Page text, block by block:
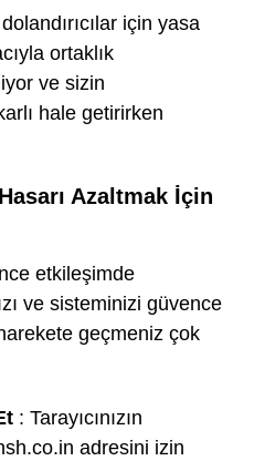
için yasa
ortaklık
ve sizin
hale getirirken
Azaltmak İçin
etkileşimde
ve sisteminizi güvence
geçmeniz çok
: Tarayıcınızın
adresini izin